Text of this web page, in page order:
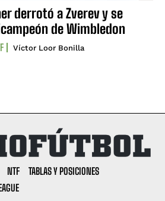
derrotó a Zverev y se
de Wimbledon
Víctor Loor Bonilla
NTF
TABLAS Y POSICIONES